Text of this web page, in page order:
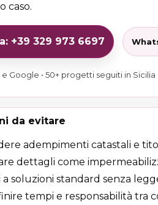
caso.
+39 329 973 6697
e Google • 50+ progetti seguiti in
da evitare
adempimenti catastali e
dettagli come
a soluzioni standard senza
tempi e responsabilità tra